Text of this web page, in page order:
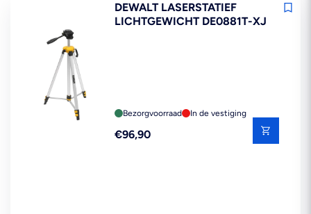
DEWALT LASERSTATIEF
LICHTGEWICHT DE0881T-XJ
Bezorgvoorraad In de vestiging
Reguliere
€96,90